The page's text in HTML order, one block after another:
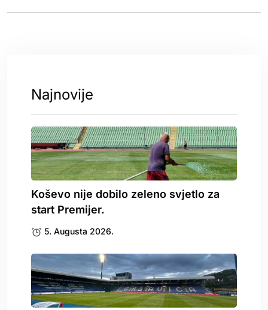
Najnovije
Koševo nije dobilo zeleno svjetlo za
start Premijer.
5. Augusta 2026.